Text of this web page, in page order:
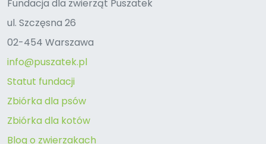
Fundacja dla zwierząt Puszatek
ul. Szczęsna 26
02-454 Warszawa
info@puszatek.pl
Statut fundacji
Zbiórka dla psów
Zbiórka dla kotów
Blog o zwierzakach